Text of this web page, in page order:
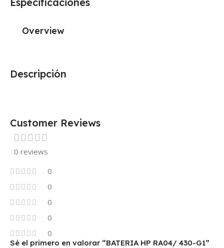
Descripción
Overview
Customer Reviews
0 reviews
0
0
0
0
0
Sé el primero en valorar “BATERIA HP RA04/ 430-G1”